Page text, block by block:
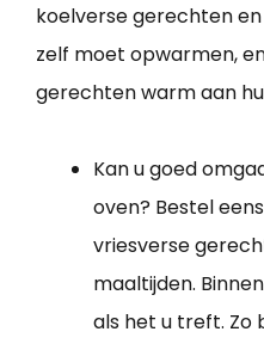
koelverse gerechten
zelf moet opwarmen,
gerechten warm aan
Kan u goed
oven? Bestel
vriesverse
maaltijden.
als het u treft. Zo